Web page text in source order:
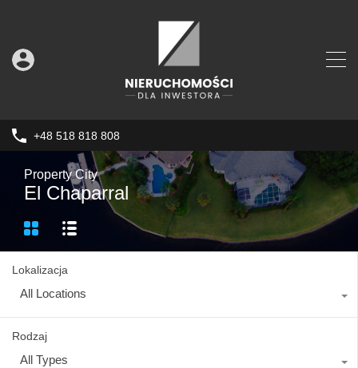
+48 518 818 808
Property City
El Chaparral
Lokalizacja
All Locations
Rodzaj
All Types